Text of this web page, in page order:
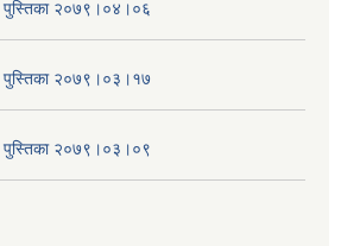
पुस्तिका २०७९।०४।०६
पुस्तिका २०७९।०३।१७
पुस्तिका २०७९।०३।०९